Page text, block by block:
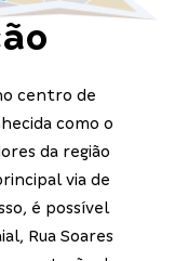
centro de
como o
da região
via de
é possível
Rua Soares